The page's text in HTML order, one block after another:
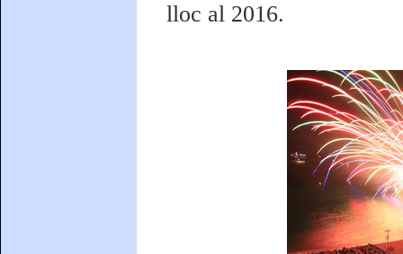
lloc al 2016.